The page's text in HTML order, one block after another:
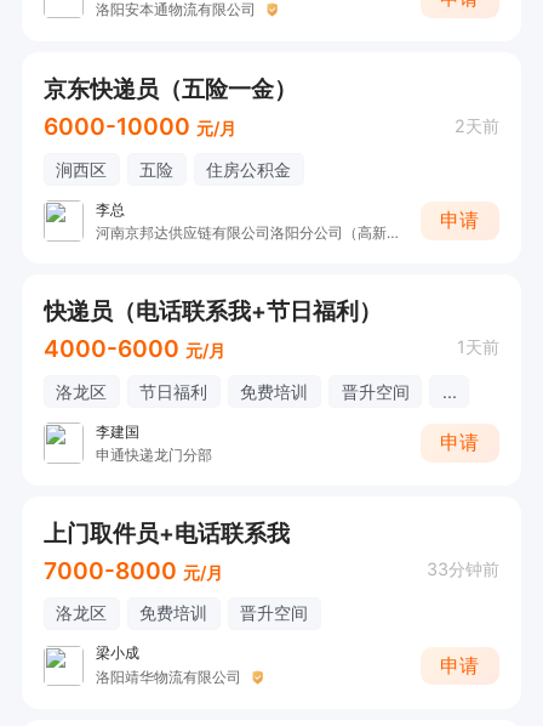
洛阳安本通物流有限公司
京东快递员（五险一金）
6000-10000 元/月 2天前
涧西区 五险 住房公积金
李总
河南京邦达供应链有限公司洛阳分公司（高新营业部）
申请
快递员（电话联系我+节日福利）
4000-6000 元/月 1天前
洛龙区 节日福利 免费培训 晋升空间 ...
李建国
申通快递龙门分部
申请
上门取件员+电话联系我
7000-8000 元/月 33分钟前
洛龙区 免费培训 晋升空间
梁小成
洛阳靖华物流有限公司
申请